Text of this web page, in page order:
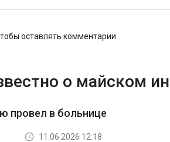
оставлять комментарии
о майском
провел в больнице
11.06.2026 12:18